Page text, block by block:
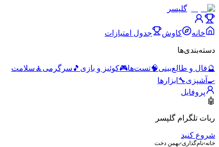
گلپسر
خانه کاوش جدول امتیازات
دسته‌بندی‌ها
🔮فال و طالع‌بینی🧠تست‌ها🎮کوئیز و بازی 🎵 سرگرمی 🧘 سلامت
🍳 آشپزی🔧 ابزارها
پروفایل
🤖
ربات تلگرام گلپسر
شروع کنید
خانه›نام‌گذاری›بهمن دخت